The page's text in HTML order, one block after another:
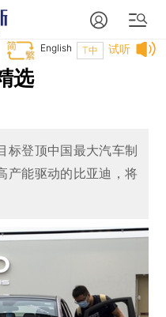
试听
T中
English
选
标登顶中国最大汽车制
产能驱动的比亚迪，将